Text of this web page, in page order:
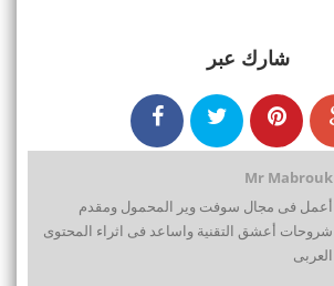
شارك عبر
Mr Mabrouk
أعمل فى مجال سوفت وير المحمول ومقدم
شروحات أعشق التقنية واساعد فى اثراء المحتوى
العربى